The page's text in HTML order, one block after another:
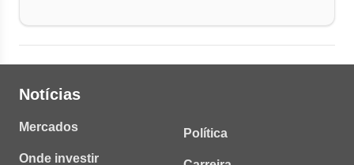
Notícias
Mercados
Onde investir
Política